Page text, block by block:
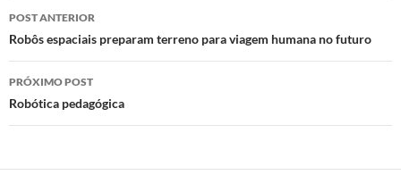
Navegação
de
posts
POST ANTERIOR
Robôs espaciais preparam terreno para viagem humana no futuro
PRÓXIMO POST
Robótica pedagógica